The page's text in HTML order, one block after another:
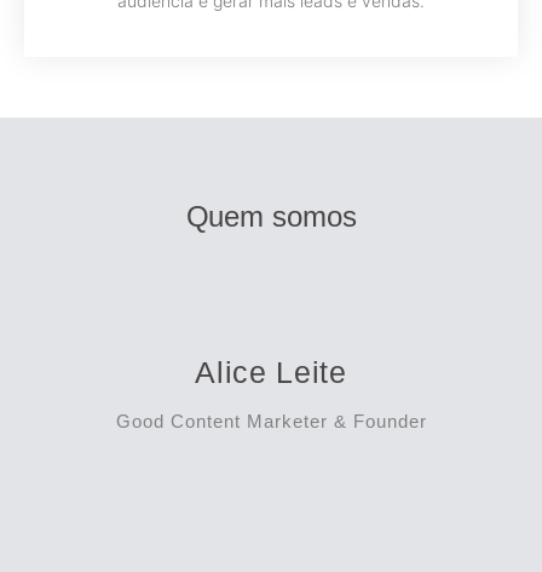
Quem somos
Alice Leite
Good Content Marketer & Founder